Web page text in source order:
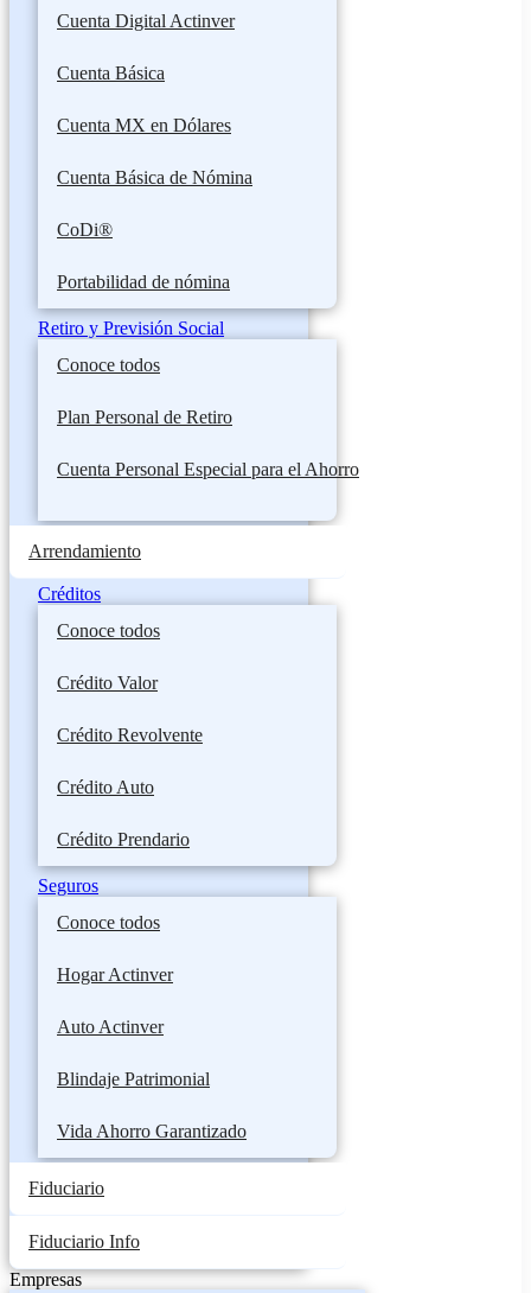
Cuenta Digital Actinver
Cuenta Básica
Cuenta MX en Dólares
Cuenta Básica de Nómina
CoDi®
Portabilidad de nómina
Retiro y Previsión Social
Conoce todos
Plan Personal de Retiro
Cuenta Personal Especial para el Ahorro
Arrendamiento
Créditos
Conoce todos
Crédito Valor
Crédito Revolvente
Crédito Auto
Crédito Prendario
Seguros
Conoce todos
Hogar Actinver
Auto Actinver
Blindaje Patrimonial
Vida Ahorro Garantizado
Fiduciario
Fiduciario Info
Empresas